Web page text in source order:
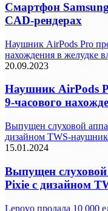
Смартфон
CAD-рендерах
Наушник AirPods Pro
нахождения в желудке
20.09.2023
Наушник AirPods
9-часового
Выпущен слуховой
дизайном TWS-
15.01.2024
Выпущен
Pixie с дизайном
Lenovo продала 10 000